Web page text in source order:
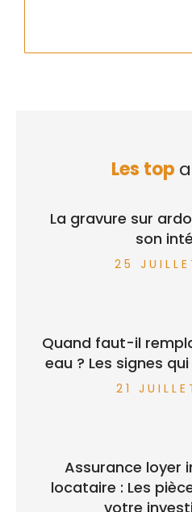
Les top
La gravure sur
son
25
Quand faut-il
eau ? Les signes
21
Assurance loyer
locataire : Les
votre